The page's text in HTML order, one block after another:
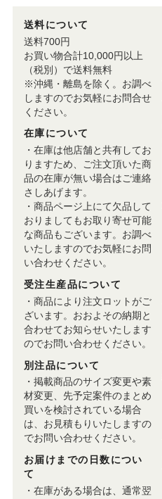
送料について
送料700円
お買い物合計10,000円以上
（税別）で送料無料
※沖縄・離島を除く。お調べ
しますのでお気軽にお問合せ
ください。
在庫について
・在庫は他店舗と共有してお
りますため、ご注文頂いた商
品の在庫が無い場合はご連絡
さしあげます。
・商品ページ上にて欠品して
おりましてもお取り寄せ可能
な商品もございます。お調べ
いたしますのでお気軽にお問
い合わせください。
受注生産品について
・商品により注文ロットがご
ざいます。おおよその納期と
合わせてお知らせいたします
のでお問い合わせください。
別注品について
・掲載商品のサイズ変更や素
材変更、先予定案件のまとめ
買いを検討されている場合
は、お見積もりいたしますの
でお問い合わせください。
お届けまでの日数につい
て
・在庫がある場合は、通常翌